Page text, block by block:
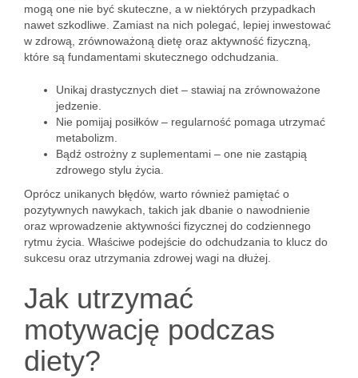
mogą one nie być skuteczne, a w niektórych przypadkach
nawet szkodliwe. Zamiast na nich polegać, lepiej inwestować
w zdrową, zrównoważoną dietę oraz aktywność fizyczną,
które są fundamentami skutecznego odchudzania.
Unikaj drastycznych diet – stawiaj na zrównoważone
jedzenie.
Nie pomijaj posiłków – regularność pomaga utrzymać
metabolizm.
Bądź ostrożny z suplementami – one nie zastąpią
zdrowego stylu życia.
Oprócz unikanych błędów, warto również pamiętać o
pozytywnych nawykach, takich jak dbanie o nawodnienie
oraz wprowadzenie aktywności fizycznej do codziennego
rytmu życia. Właściwe podejście do odchudzania to klucz do
sukcesu oraz utrzymania zdrowej wagi na dłużej.
Jak utrzymać
motywację podczas
diety?